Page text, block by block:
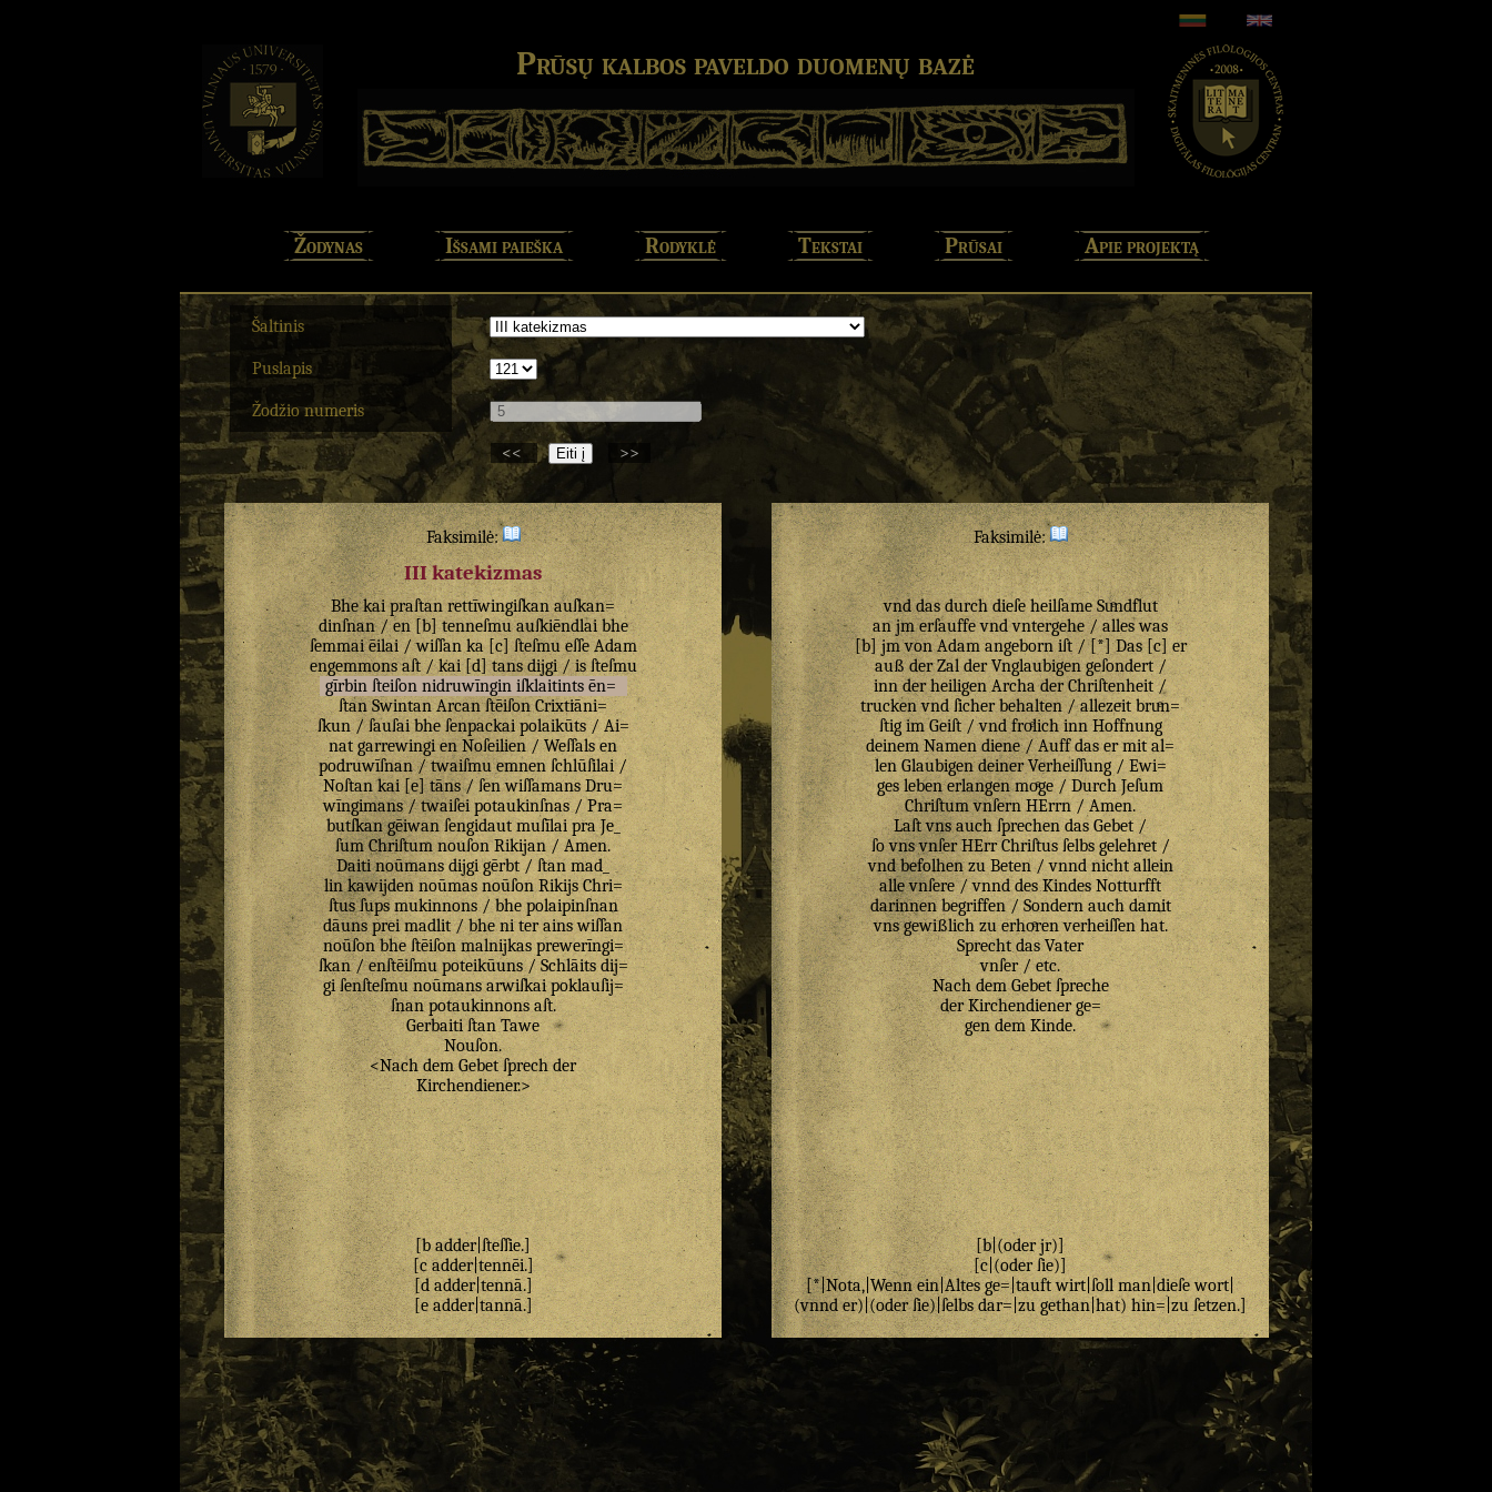
Prūsų kalbos paveldo duomenų bazė
Žodynas Išsami paieška Rodyklė Tekstai Prūsai Apie projektą
Šaltinis
Puslapis
Žodžio numeris
<< >>
Faksimilė:
III katekizmas
Bhe kai praſtan rettīwingiſkan auſkan=
dinſnan/en[b]tenneſmu auſkiēndlai bhe
ſemmai ēilai/wiſſan ka[c]ſteſmu eſſe Adam
engemmons aſt/kai[d]tans dijgi/is ſteſmu
gīrbin ſteiſon nidruwīngin iſklaitints ēn=
ſtan Swintan Arcan ſtēiſon Crixtiāni=
ſkun/ſauſai bhe ſenpackai polaikūts/Ai=
nat garrewingi en Noſeilien/Weſſals en
podruwīſnan/twaiſmu emnen ſchlūſilai/
Noſtan kai[e]tāns/ſen wiſſamans Dru=
wīngimans/twaiſei potaukinſnas/Pra=
butſkan gēiwan ſengidaut muſīlai pra Je_
ſum Chriſtum nouſon Rikijan/ Amen.
Daiti noūmans dijgi gērbt/ ſtan mad_
lin kawijden noūmas noūſon Rikijs Chri=
ſtus ſups mukinnons/bhe polaipinſnan
dāuns prei madlit/bhe ni ter ains wiſſan
noūſon bhe ſtēiſon malnijkas prewerīngi=
ſkan/enſtēiſmu poteikūuns/Schlāits dij=
gi ſenſteſmu noūmans arwiſkai poklauſij=
ſnan potaukinnons aſt.
Gerbaiti ſtan Tawe
Nouſon.
<Nach dem Gebet ſprech der
Kirchendiener.>
[b adder|ſteſſie.]
[c adder|tennēi.]
[d adder|tennā.]
[e adder|tannā.]
Faksimilė:
vnd das durch dieſe heilſame Suͤndflut
an jm erſauffe vnd vntergehe / alles was
[b] jm von Adam angeborn iſt / [*] Das [c] er
auß der Zal der Vnglaubigen geſondert /
inn der heiligen Archa der Chriſtenheit /
trucken vnd ſicher behalten / allezeit bruͤn=
ſtig im Geiſt / vnd froͤlich inn Hoffnung
deinem Namen diene / Auff das er mit al=
len Glaubigen deiner Verheiſſung / Ewi=
ges leben erlangen moͤge / Durch Jeſum
Chriſtum vnſern HErrn / Amen.
Laſt vns auch ſprechen das Gebet /
ſo vns vnſer HErr Chriſtus ſelbs gelehret /
vnd befolhen zu Beten / vnnd nicht allein
alle vnſere / vnnd des Kindes Notturfft
darinnen begriffen / Sondern auch damit
vns gewißlich zu erhoͤren verheiſſen hat.
Sprecht das Vater
vnſer / etc.
Nach dem Gebet ſpreche
der Kirchendiener ge=
gen dem Kinde.
[b|(oder jr)]
[c|(oder ſie)]
[*|Nota,|Wenn ein|Altes ge=|tauft wirt|ſoll man|dieſe wort|
(vnnd er)|(oder ſie)|ſelbs dar=|zu gethan|hat) hin=|zu ſetzen.]